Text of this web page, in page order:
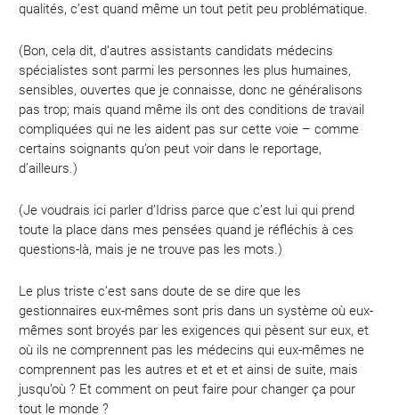
qualités, c’est quand même un tout petit peu problématique.
(Bon, cela dit, d’autres assistants candidats médecins
spécialistes sont parmi les personnes les plus humaines,
sensibles, ouvertes que je connaisse, donc ne généralisons
pas trop; mais quand même ils ont des conditions de travail
compliquées qui ne les aident pas sur cette voie – comme
certains soignants qu’on peut voir dans le reportage,
d’ailleurs.)
(Je voudrais ici parler d’Idriss parce que c’est lui qui prend
toute la place dans mes pensées quand je réfléchis à ces
questions-là, mais je ne trouve pas les mots.)
Le plus triste c’est sans doute de se dire que les
gestionnaires eux-mêmes sont pris dans un système où eux-
mêmes sont broyés par les exigences qui pèsent sur eux, et
où ils ne comprennent pas les médecins qui eux-mêmes ne
comprennent pas les autres et et et et ainsi de suite, mais
jusqu’où ? Et comment on peut faire pour changer ça pour
tout le monde ?